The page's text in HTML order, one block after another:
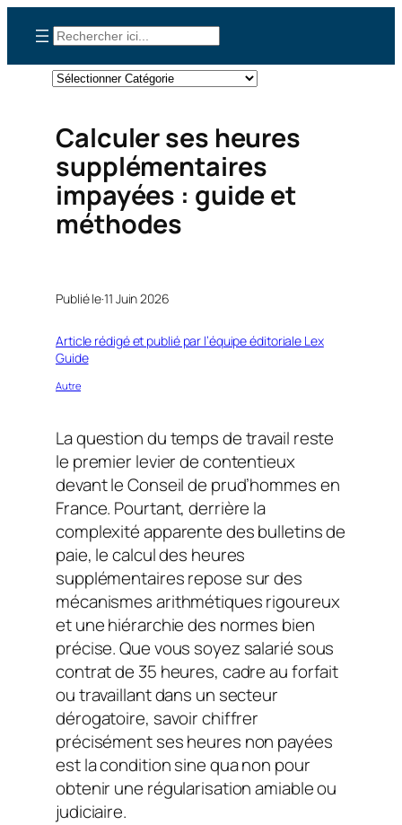
contenu
Rechercher
Catégories
Calculer ses heures
supplémentaires
impayées : guide et
méthodes
Publié le·11 Juin 2026
Article rédigé et publié par l’équipe éditoriale Lex
Guide
Autre
La question du temps de travail reste
le premier levier de contentieux
devant le Conseil de prud’hommes en
France. Pourtant, derrière la
complexité apparente des bulletins de
paie, le calcul des heures
supplémentaires repose sur des
mécanismes arithmétiques rigoureux
et une hiérarchie des normes bien
précise. Que vous soyez salarié sous
contrat de 35 heures, cadre au forfait
ou travaillant dans un secteur
dérogatoire, savoir chiffrer
précisément ses heures non payées
est la condition sine qua non pour
obtenir une régularisation amiable ou
judiciaire.